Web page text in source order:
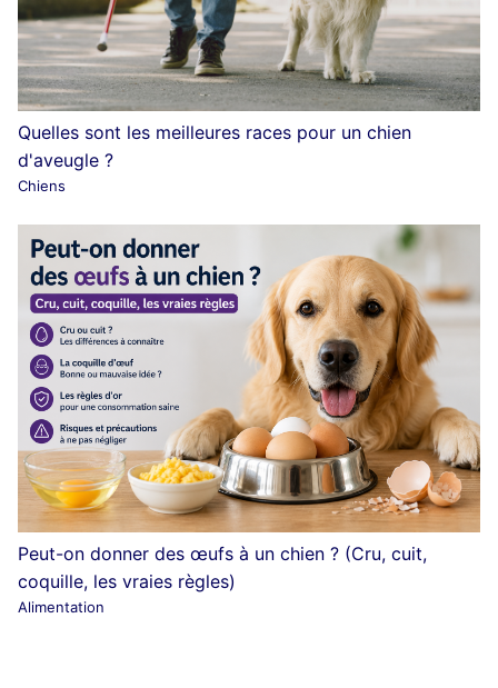
Quelles sont les meilleures races pour un chien
d'aveugle ?
Chiens
Peut-on donner des œufs à un chien ? (Cru, cuit,
coquille, les vraies règles)
Alimentation